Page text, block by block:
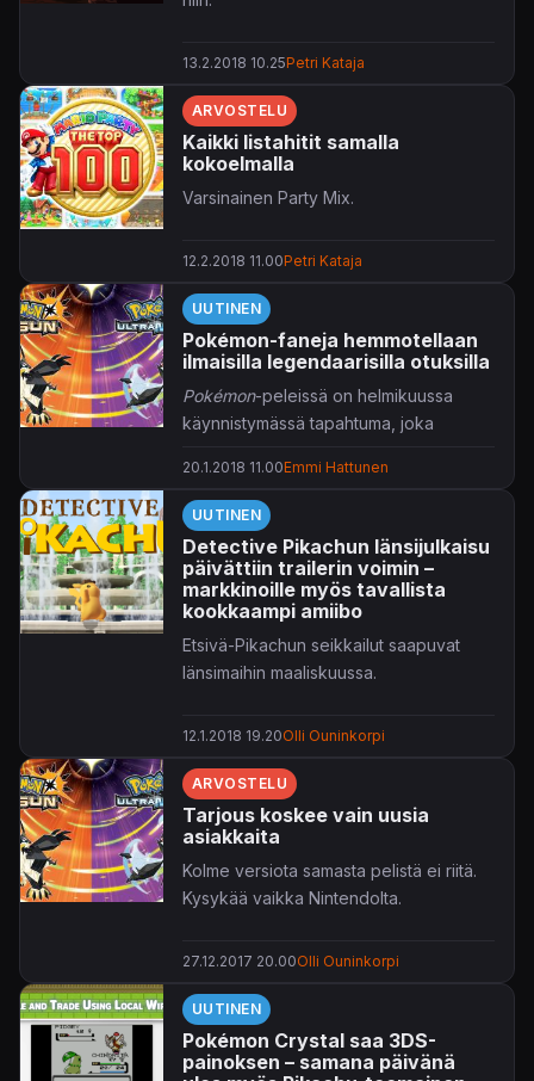
13.2.2018 10.25Petri Kataja
ARVOSTELU
Kaikki listahitit samalla
kokoelmalla
Varsinainen Party Mix.
12.2.2018 11.00Petri Kataja
UUTINEN
Pokémon-faneja hemmotellaan
ilmaisilla legendaarisilla otuksilla
Pokémon-peleissä on helmikuussa
käynnistymässä tapahtuma, joka
3DS-konsoleilla.
Helmikuusta alkaen pelaajat voivat
ladata uusimman sukupolven Pokémon-
seikkailuihin kaksi eri legendaarista
taskuhirviötä joka kuukausi
marraskuuhun saakka. Mihinkään
kauppaan ei tarvitse juosta koodien
Mystery Gift -ominaisuuden kautta.
20.1.2018 11.00Emmi Hattunen
UUTINEN
Detective Pikachun länsijulkaisu
päivättiin trailerin voimin –
markkinoille myös tavallista
kookkaampi amiibo
Etsivä-Pikachun seikkailut saapuvat
länsimaihin maaliskuussa.
12.1.2018 19.20Olli Ouninkorpi
ARVOSTELU
Tarjous koskee vain uusia
asiakkaita
Kolme versiota samasta pelistä ei riitä.
Kysykää vaikka Nintendolta.
27.12.2017 20.00Olli Ouninkorpi
UUTINEN
Pokémon Crystal saa 3DS-
painoksen – samana päivänä